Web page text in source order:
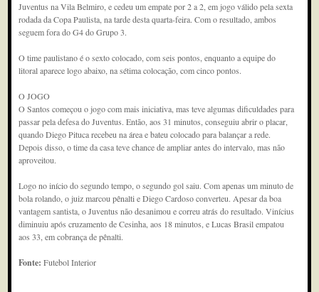
Juventus na Vila Belmiro, e cedeu um empate por 2 a 2, em jogo válido pela sexta
rodada da Copa Paulista, na tarde desta quarta-feira. Com o resultado, ambos
seguem fora do G4 do Grupo 3.
O time paulistano é o sexto colocado, com seis pontos, enquanto a equipe do
litoral aparece logo abaixo, na sétima colocação, com cinco pontos.
O JOGO
O Santos começou o jogo com mais iniciativa, mas teve algumas dificuldades para
passar pela defesa do Juventus. Então, aos 31 minutos, conseguiu abrir o placar,
quando Diego Pituca recebeu na área e bateu colocado para balançar a rede.
Depois disso, o time da casa teve chance de ampliar antes do intervalo, mas não
aproveitou.
Logo no início do segundo tempo, o segundo gol saiu. Com apenas um minuto de
bola rolando, o juiz marcou pênalti e Diego Cardoso converteu. Apesar da boa
vantagem santista, o Juventus não desanimou e correu atrás do resultado. Vinícius
diminuiu após cruzamento de Cesinha, aos 18 minutos, e Lucas Brasil empatou
aos 33, em cobrança de pênalti.
Fonte:Futebol Interior